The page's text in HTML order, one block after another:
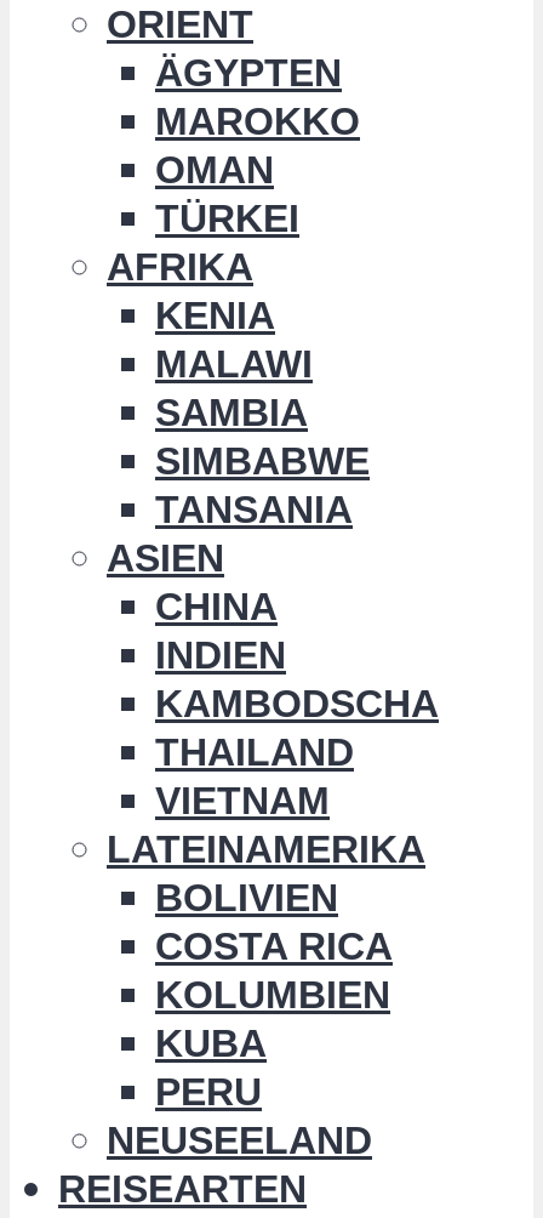
ORIENT
ÄGYPTEN
MAROKKO
OMAN
TÜRKEI
AFRIKA
KENIA
MALAWI
SAMBIA
SIMBABWE
TANSANIA
ASIEN
CHINA
INDIEN
KAMBODSCHA
THAILAND
VIETNAM
LATEINAMERIKA
BOLIVIEN
COSTA RICA
KOLUMBIEN
KUBA
PERU
NEUSEELAND
REISEARTEN